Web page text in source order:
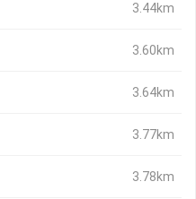
3.44km
3.60km
3.64km
3.77km
3.78km